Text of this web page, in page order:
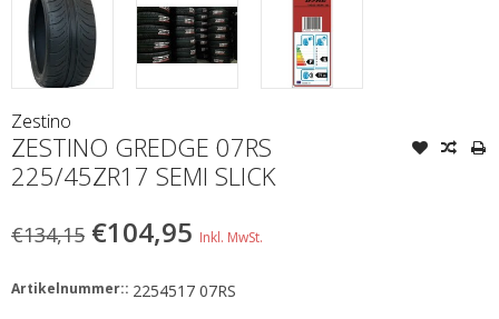
Zestino
ZESTINO GREDGE 07RS
225/45ZR17 SEMI SLICK
€134,15 €104,95 Inkl. MwSt.
Artikelnummer:: 2254517 07RS